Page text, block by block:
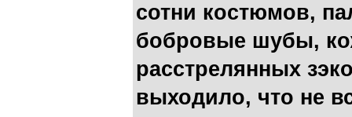
сотни костюмов,
бобровые шубы,
расстрелянных
выходило, что не